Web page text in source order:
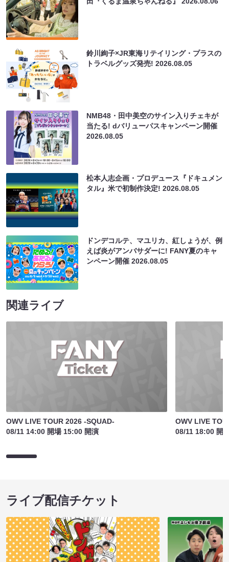
鈴川絢子×JR東海リテイリング・プラスの
トラベルグッズ発売!2026.08.05
NMB48・田中美空のサイン入りチェキが
当たる! dバリューパスキャンペーン開催
2026.08.05
松本人志企画・プロデュース『ドキュメン
タル』米で初制作決定!2026.08.05
ドンデコルテ、マユリカ、紅しょうが、例
えば炎がアンバサダーに! FANY夏のキャ
ンペーン開催2026.08.05
関連ライブ
OWV LIVE TOUR 2026 -SQUAD-
08/11 14:00 開場 15:00 開演
OWV LIVE
08/11 18:00 開
ライブ配信チケット